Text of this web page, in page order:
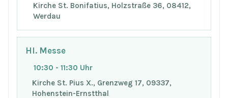
Kirche St. Bonifatius, Holzstraße 36, 08412,
Werdau
Hl. Messe
10:30 - 11:30 Uhr
Kirche St. Pius X., Grenzweg 17, 09337,
Hohenstein-Ernstthal